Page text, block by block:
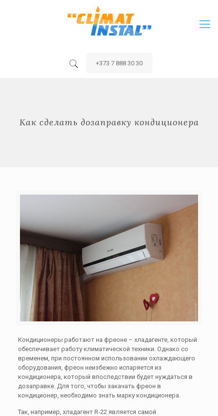
+373 7 888 30 30
Как сделать дозаправку кондиционера
Кондиционеры работают на фреоне – хладагенте, который
обеспечивает работу климатической техники. Однако со
временем, при постоянном использовании охлаждающего
оборудования, фреон неизбежно испаряется из
кондиционера, который впоследствии будет нуждаться в
дозаправке. Для того, чтобы закачать фреон в
кондиционер, необходимо знать марку кондиционера.
Так, например, хладагент R-22 является самой